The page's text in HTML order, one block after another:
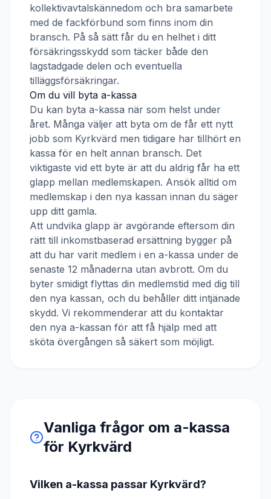
kollektivavtalskännedom och bra samarbete
med de fackförbund som finns inom din
bransch. På så sätt får du en helhet i ditt
försäkringsskydd som täcker både den
lagstadgade delen och eventuella
tilläggsförsäkringar.
Om du vill byta a-kassa
Du kan byta a-kassa när som helst under
året. Många väljer att byta om de får ett nytt
jobb som Kyrkvärd men tidigare har tillhört en
kassa för en helt annan bransch. Det
viktigaste vid ett byte är att du aldrig får ha ett
glapp mellan medlemskapen. Ansök alltid om
medlemskap i den nya kassan innan du säger
upp ditt gamla.
Att undvika glapp är avgörande eftersom din
rätt till inkomstbaserad ersättning bygger på
att du har varit medlem i en a-kassa under de
senaste 12 månaderna utan avbrott. Om du
byter smidigt flyttas din medlemstid med dig till
den nya kassan, och du behåller ditt intjänade
skydd. Vi rekommenderar att du kontaktar
den nya a-kassan för att få hjälp med att
sköta övergången så säkert som möjligt.
Vanliga frågor om a-kassa
för Kyrkvärd
Vilken a-kassa passar Kyrkvärd?